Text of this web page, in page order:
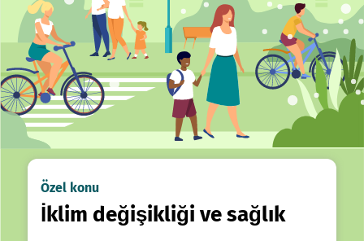
Özel konu
İklim değişikliği ve sağlık